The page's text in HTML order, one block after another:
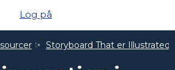
Log på
Storyboard That er Illustrated